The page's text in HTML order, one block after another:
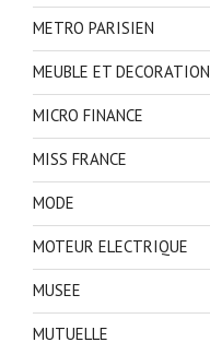
METRO PARISIEN
MEUBLE ET DECORATION
MICRO FINANCE
MISS FRANCE
MODE
MOTEUR ELECTRIQUE
MUSEE
MUTUELLE